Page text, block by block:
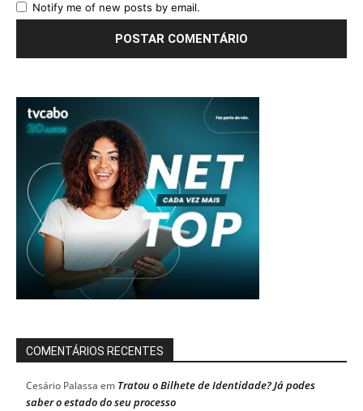
Notify me of new posts by email.
COMENTÁRIOS RECENTES
Cesário Palassa em Tratou o Bilhete de Identidade? Já podes
saber o estado do seu processo